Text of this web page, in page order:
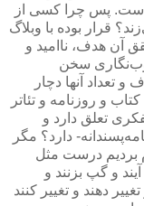
است. پس چرا كسی از
قرار بوده با وبلاگ
آن هدف، ناامید و
وب‌نگاری سخن
آنها دچار
و روزنامه و تئاتر
تعلق دارد و
دارد؟ مگر
بردیم درست مثل
و گپ بزنند و
دهند و تغییر كنند